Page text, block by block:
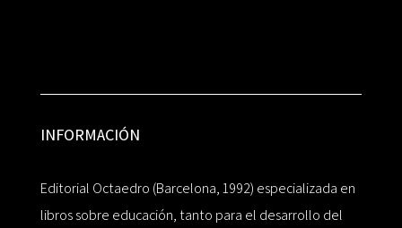
INFORMACIÓN
Editorial Octaedro (Barcelona, 1992) especializada en
libros sobre educación, tanto para el desarrollo del